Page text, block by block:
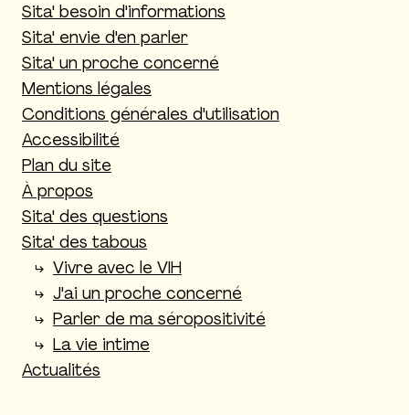
Sita' besoin d'informations
Sita' envie d'en parler
Sita' un proche concerné
Mentions légales
Conditions générales d'utilisation
Accessibilité
Plan du site
À propos
Sita' des questions
Sita' des tabous
Vivre avec le VIH
J'ai un proche concerné
Parler de ma séropositivité
La vie intime
Actualités